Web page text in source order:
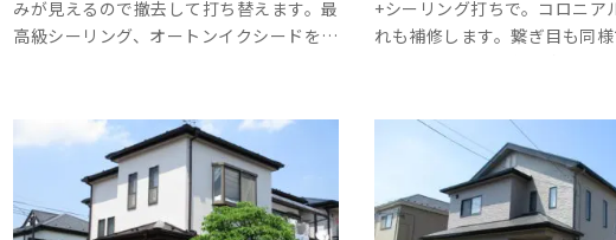
みが見えるので撤去して打ち替えます。最
高級シーリング、オートンイクシードを使
ので補修します。外壁ひび割れ、穴も同様
です。バルコニーの笠木、板金、破風板等
はしっかり下塗りにエポキシ系錆止めを
使用します。ハイクオリティーで、プライ
ドのある仕事をしっかり提供します。 ･･･
+シーリング打ちで。コロニア
れも補修します。繋ぎ目も同
ーリングで補修します。破風
シーラーエポで下地を取って
リングで打ち替えます。玄関
ング意匠性はクリヤーを2回塗
う。 ･･･